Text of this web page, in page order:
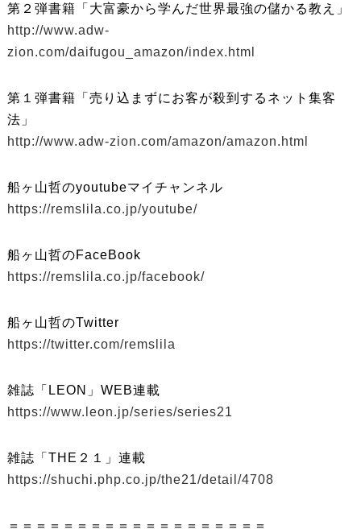
第２弾書籍「大富豪から学んだ世界最強の儲かる教え」
http://www.adw-
zion.com/daifugou_amazon/index.html
第１弾書籍「売り込まずにお客が殺到するネット集客
法」
http://www.adw-zion.com/amazon/amazon.html
船ヶ山哲のyoutubeマイチャンネル
https://remslila.co.jp/youtube/
船ヶ山哲のFaceBook
https://remslila.co.jp/facebook/
船ヶ山哲のTwitter
https://twitter.com/remslila
雑誌「LEON」WEB連載
https://www.leon.jp/series/series21
雑誌「THE２１」連載
https://shuchi.php.co.jp/the21/detail/4708
＝＝＝＝＝＝＝＝＝＝＝＝＝＝＝＝＝＝＝